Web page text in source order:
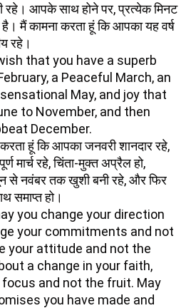
रहे। आपके साथ होने पर, प्रत्येक मिनट
मैं कामना करता हूं कि आपका यह वर्ष
रहे।
that you have a superb
a Peaceful March, an
May, and joy that
to November, and then
December.
हूं कि आपका जनवरी शानदार रहे,
मार्च रहे, चिंता-मुक्त अप्रैल हो,
नवंबर तक खुशी बनी रहे, और फिर
समाप्त हो।
you change your direction
your commitments and not
your attitude and not the
a change in your faith,
and not the fruit. May
you have made and